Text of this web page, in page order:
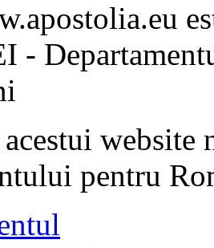
-
website
pentru